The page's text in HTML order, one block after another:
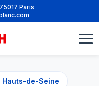
Paris
Hauts-de-Seine